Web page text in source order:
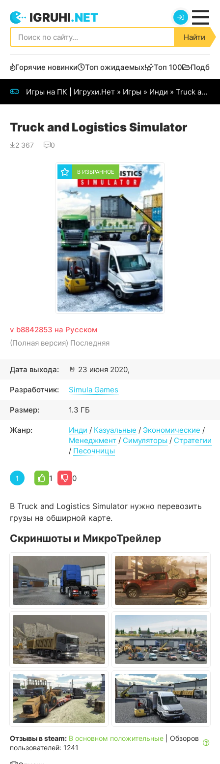
IGRUHI.NET
Найти
Горячие новинки Топ ожидаемых! Топ 100
Игры на ПК | Игрухи.Нет » Игры » Инди » Truck and Logistics Simulator
Truck and Logistics Simulator
2 367 0
В ИЗБРАННОЕ
v b8842853 на Русском
(Полная версия) Последняя
🤘
Дата выхода: 23 июня 2020,
Разработчик: Simula Games
Размер: 1.3 ГБ
Жанр: Инди / Казуальные / Экономические /
Менеджмент / Симуляторы / Стратегии
/ Песочницы
1 1 0
В Truck and Logistics Simulator нужно перевозить
грузы на обширной карте.
Скриншоты и МикроТрейлер
Отзывы в steam: В основном положительные
| Обзоров
пользователей: 1241